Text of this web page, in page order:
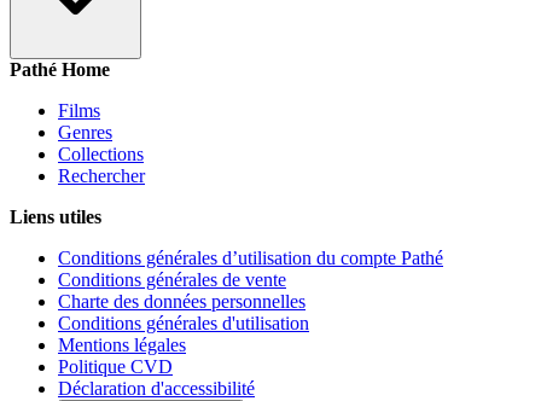
Pathé Home
Films
Genres
Collections
Rechercher
Liens utiles
Conditions générales d’utilisation du compte Pathé
Conditions générales de vente
Charte des données personnelles
Conditions générales d'utilisation
Mentions légales
Politique CVD
Déclaration d'accessibilité